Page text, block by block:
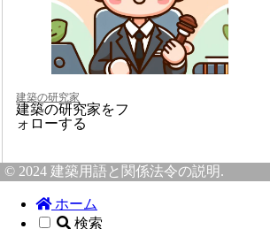
建築の研究家
建築の研究家をフ
ォローする
© 2024 建築用語と関係法令の説明.
ホーム
検索